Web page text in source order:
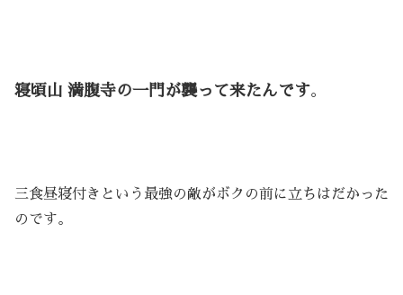
寝頃山 満腹寺の一門が襲って来たんです。
三食昼寝付きという最強の敵がボクの前に立ちはだかった
のです。